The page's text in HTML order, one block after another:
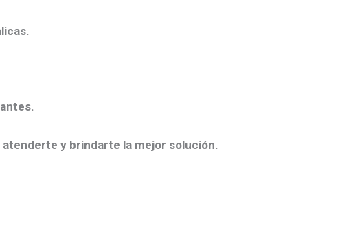
atenderte y brindarte la mejor solución.